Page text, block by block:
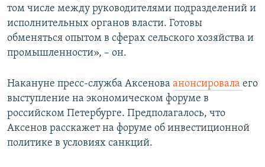
том числе между руководителями подразделений и
исполнительных органов власти. Готовы
обменяться опытом в сферах сельского хозяйства и
промышленности», – он.
Накануне пресс-служба Аксенова анонсировала его
выступление на экономическом форуме в
российском Петербурге. Предполагалось, что
Аксенов расскажет на форуме об инвестиционной
политике в условиях санкций.